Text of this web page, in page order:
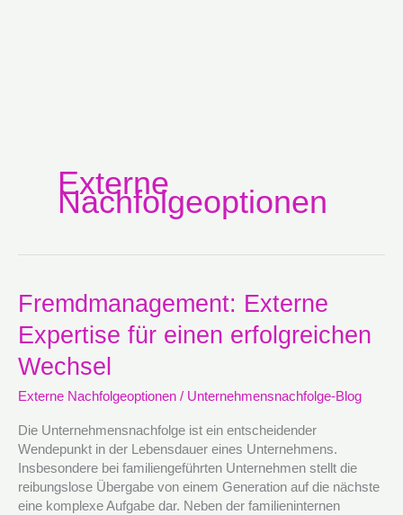
Externe
Nachfolgeoptionen
Fremdmanagement: Externe
Expertise für einen erfolgreichen
Wechsel
Externe Nachfolgeoptionen / Unternehmensnachfolge-Blog
Die Unternehmensnachfolge ist ein entscheidender
Wendepunkt in der Lebensdauer eines Unternehmens.
Insbesondere bei familiengeführten Unternehmen stellt die
reibungslose Übergabe von einem Generation auf die nächste
eine komplexe Aufgabe dar. Neben der familieninternen
Fremdmanagement:
Externe
Expertise
einen
erfolgreichen